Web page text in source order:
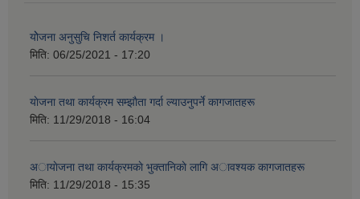
योेजना अनुसुचि निशर्त कार्यक्रम ।
मिति: 06/25/2021 - 17:20
याेजना तथा कार्यक्रम सम्झाैता गर्दा ल्याउनुपर्ने कागजातहरू
मिति: 11/29/2018 - 16:04
अायाेजना तथा कार्यक्रमकाे भुक्तानिकाे लागि अावश्यक कागजातहरू
मिति: 11/29/2018 - 15:35